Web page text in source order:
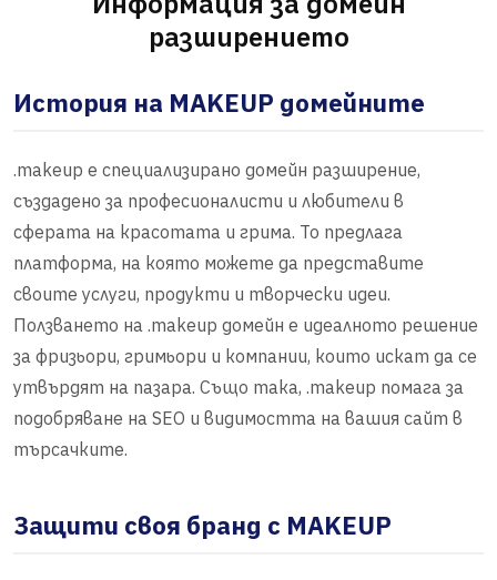
разширението
История на MAKEUP домейните
.makeup е специализирано домейн разширение,
създадено за професионалисти и любители в
сферата на красотата и грима. То предлага
платформа, на която можете да представите
своите услуги, продукти и творчески идеи.
Ползването на .makeup домейн е идеалното решение
за фризьори, гримьори и компании, които искат да се
утвърдят на пазара. Също така, .makeup помага за
подобряване на SEO и видимостта на вашия сайт в
търсачките.
Защити своя бранд с MAKEUP